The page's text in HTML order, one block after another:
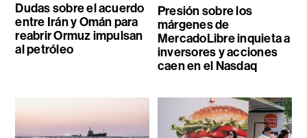
Dudas sobre el acuerdo
entre Irán y Omán para
reabrir Ormuz impulsan
al petróleo
Presión sobre los
márgenes de
MercadoLibre inquieta a
inversores y acciones
caen en el Nasdaq